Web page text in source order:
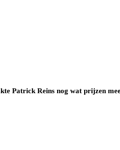
Patrick Reins nog wat prijzen